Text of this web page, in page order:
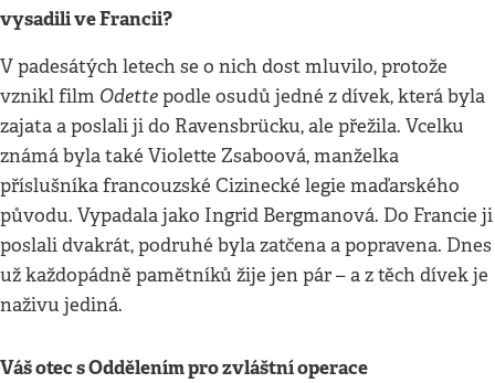
vysadili ve Francii?
V padesátých letech se o nich dost mluvilo, protože
vznikl film Odettepodle osudů jedné z dívek, která byla
zajata a poslali ji do Ravensbrücku, ale přežila. Vcelku
známá byla také Violette Zsaboová, manželka
příslušníka francouzské Cizinecké legie maďarského
původu. Vypadala jako Ingrid Bergmanová. Do Francie ji
poslali dvakrát, podruhé byla zatčena a popravena. Dnes
už každopádně pamětníků žije jen pár – a z těch dívek je
naživu jediná.
Váš otec s Oddělením pro zvláštní operace